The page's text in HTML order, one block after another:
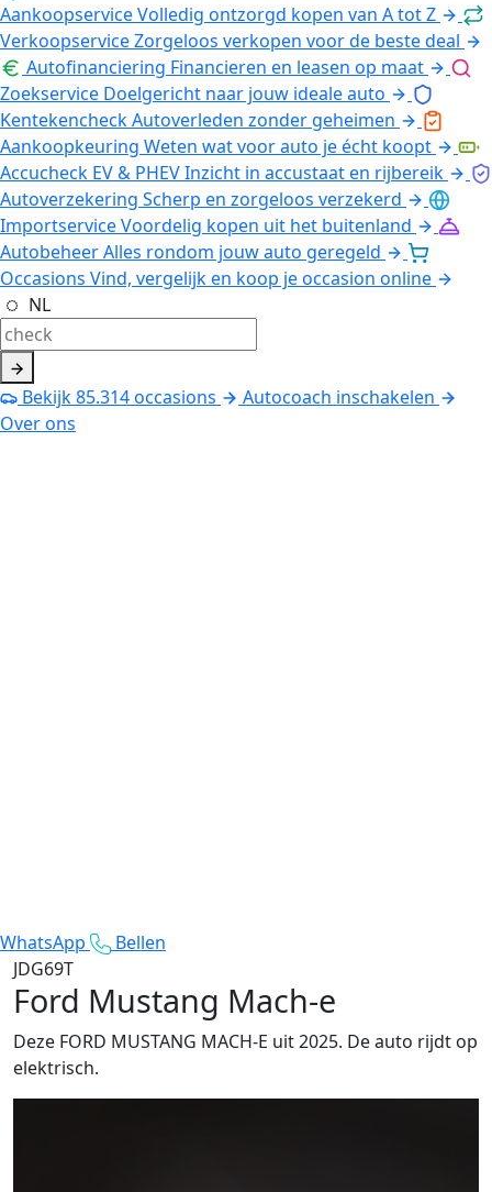
AankoopserviceVolledig ontzorgd kopen van A tot Z
VerkoopserviceZorgeloos verkopen voor de beste deal
Autofinanciering Financieren en leasen op maat
Zoekservice Doelgericht naar jouw ideale auto
KentekencheckAutoverleden zonder geheimen
Aankoopkeuring Weten wat voor auto je écht koopt
Accucheck EV & PHEVInzicht in accustaat en rijbereik
Autoverzekering Scherp en zorgeloos verzekerd
ImportserviceVoordelig kopen uit het buitenland
AutobeheerAlles rondom jouw auto geregeld
Occasions Vind, vergelijk en koop je occasion online
NL
Bekijk85.314occasions
Autocoach inschakelen
Over ons
WhatsApp
Bellen
JDG69T
Ford Mustang Mach-e
Deze FORD MUSTANG MACH-E uit 2025. De auto rijdt op
elektrisch.